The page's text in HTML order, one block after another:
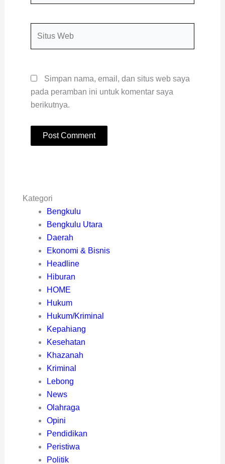
Simpan nama, email, dan situs web saya
pada peramban ini untuk komentar saya
berikutnya.
Kategori
Bengkulu
Bengkulu Utara
Daerah
Ekonomi & Bisnis
Headline
Hiburan
HOME
Hukum
Hukum/Kriminal
Kepahiang
Kesehatan
Khazanah
Kriminal
Lebong
News
Olahraga
Opini
Pendidikan
Peristiwa
Politik